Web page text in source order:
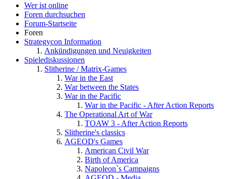
Wer ist online
Foren durchsuchen
Forum-Startseite
Foren
Strategycon Information
Ankündigungen und Neuigkeiten
Spielediskussionen
Slitherine / Matrix-Games
War in the East
War between the States
War in the Pacific
War in the Pacific - After Action Reports
The Operational Art of War
TOAW 3 - After Action Reports
Slitherine's classics
AGEOD's Games
American Civil War
Birth of America
Napoleon`s Campaigns